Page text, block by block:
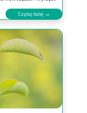
Czytaj dalej →